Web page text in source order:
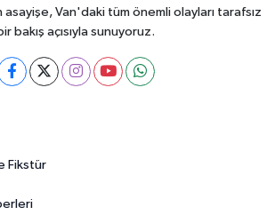
Van'daki tüm önemli olayları tarafsız
bakış açısıyla sunuyoruz.
Fikstür